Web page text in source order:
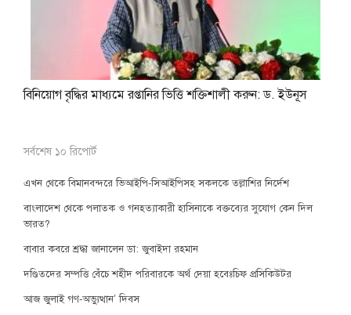
বিনিয়োগ বৃদ্ধির মাধ্যমে রপ্তানির ভিত্তি শক্তিশালী করুন: ড. ইউনূস
সর্বশেষ ১০ রিপোর্ট
এখন থেকে বিমানবন্দরে ভিআইপি-সিআইপিসহ সকলকে তল্লাশির নির্দেশ
বাংলাদেশ থেকে পলাতক ও গনহত্যাকারী হাসিনাকে বক্তব্যের সুযোগ কেন দিল
ভারত?
বাবার কবরে শ্রদ্ধা জানালেন ডা: জুবাইদা রহমান
দণ্ডিতদের সম্পত্তি বেঁচে শহীদ পরিবারকে অর্থ দেয়া হবেঃচিফ প্রসিকিউটর
আজ জুলাই গণ-অভ্যুত্থান’ দিবস